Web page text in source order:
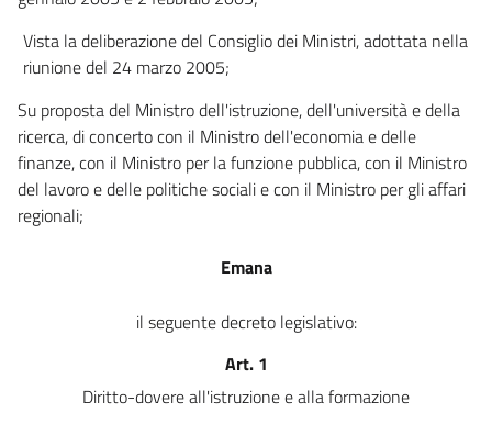
Vista la deliberazione del Consiglio dei Ministri, adottata nella
riunione del 24 marzo 2005;
Su proposta del Ministro dell'istruzione, dell'università e della
ricerca, di concerto con il Ministro dell'economia e delle
finanze, con il Ministro per la funzione pubblica, con il Ministro
del lavoro e delle politiche sociali e con il Ministro per gli affari
regionali;
Emana
il seguente decreto legislativo:
Art. 1
Diritto-dovere all'istruzione e alla formazione